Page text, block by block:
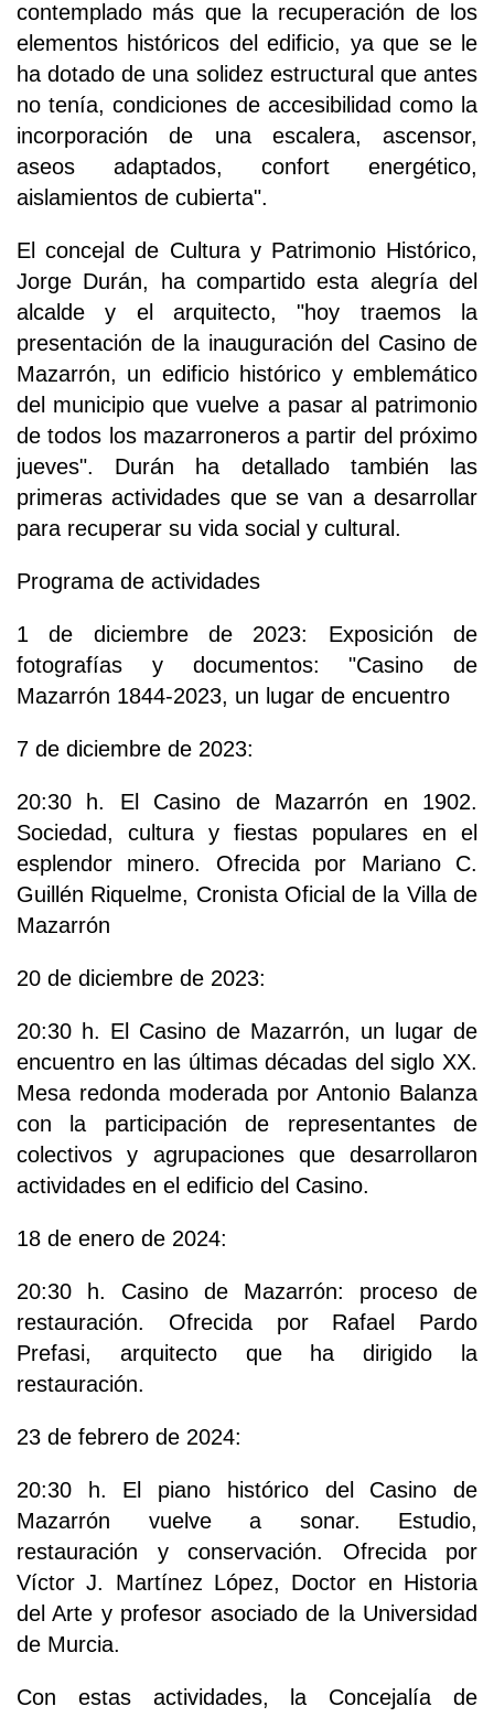
contemplado más que la recuperación de los
elementos históricos del edificio, ya que se le
ha dotado de una solidez estructural que antes
no tenía, condiciones de accesibilidad como la
incorporación de una escalera, ascensor,
aseos adaptados, confort energético,
aislamientos de cubierta".
El concejal de Cultura y Patrimonio Histórico,
Jorge Durán, ha compartido esta alegría del
alcalde y el arquitecto, "hoy traemos la
presentación de la inauguración del Casino de
Mazarrón, un edificio histórico y emblemático
del municipio que vuelve a pasar al patrimonio
de todos los mazarroneros a partir del próximo
jueves". Durán ha detallado también las
primeras actividades que se van a desarrollar
para recuperar su vida social y cultural.
Programa de actividades
1 de diciembre de 2023: Exposición de
fotografías y documentos: "Casino de
Mazarrón 1844-2023, un lugar de encuentro
7 de diciembre de 2023:
20:30 h. El Casino de Mazarrón en 1902.
Sociedad, cultura y fiestas populares en el
esplendor minero. Ofrecida por Mariano C.
Guillén Riquelme, Cronista Oficial de la Villa de
Mazarrón
20 de diciembre de 2023:
20:30 h. El Casino de Mazarrón, un lugar de
encuentro en las últimas décadas del siglo XX.
Mesa redonda moderada por Antonio Balanza
con la participación de representantes de
colectivos y agrupaciones que desarrollaron
actividades en el edificio del Casino.
18 de enero de 2024:
20:30 h. Casino de Mazarrón: proceso de
restauración. Ofrecida por Rafael Pardo
Prefasi, arquitecto que ha dirigido la
restauración.
23 de febrero de 2024:
20:30 h. El piano histórico del Casino de
Mazarrón vuelve a sonar. Estudio,
restauración y conservación. Ofrecida por
Víctor J. Martínez López, Doctor en Historia
del Arte y profesor asociado de la Universidad
de Murcia.
Con estas actividades, la Concejalía de